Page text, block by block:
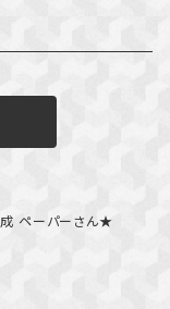
成 ペーパーさん★